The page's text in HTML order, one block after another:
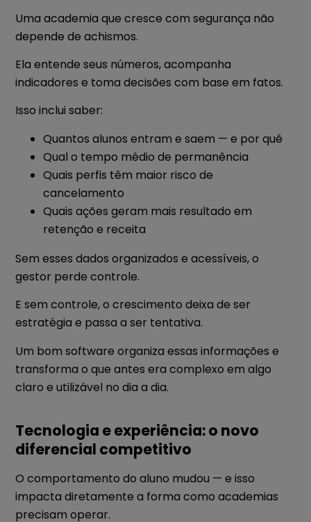
Uma academia que cresce com segurança não
depende de achismos.
Ela entende seus números, acompanha
indicadores e toma decisões com base em fatos.
Isso inclui saber:
Quantos alunos entram e saem — e por quê
Qual o tempo médio de permanência
Quais perfis têm maior risco de
cancelamento
Quais ações geram mais resultado em
retenção e receita
Sem esses dados organizados e acessíveis, o
gestor perde controle.
E sem controle, o crescimento deixa de ser
estratégia e passa a ser tentativa.
Um bom software organiza essas informações e
transforma o que antes era complexo em algo
claro e utilizável no dia a dia.
Tecnologia e experiência: o novo
diferencial competitivo
O comportamento do aluno mudou — e isso
impacta diretamente a forma como academias
precisam operar.